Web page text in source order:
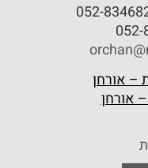
– אורחן
אורחן